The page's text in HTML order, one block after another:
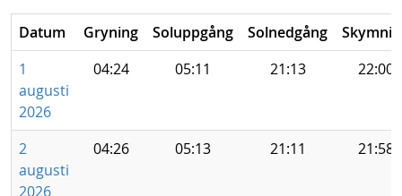
Datum Gryning Soluppgång Solnedgång
1
augusti
2026
04:24 05:11 21:13 22:00
2
augusti
2026
04:26 05:13 21:11 21:58